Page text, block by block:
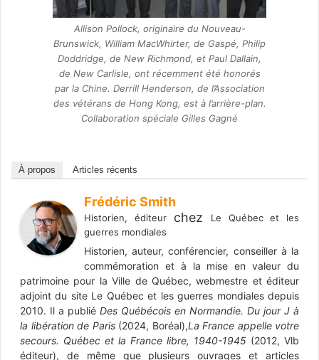
Allison Pollock, originaire du Nouveau-
Brunswick, William MacWhirter, de Gaspé, Philip
Doddridge, de New Richmond, et Paul Dallain,
de New Carlisle, ont récemment été honorés
par la Chine. Derrill Henderson, de l’Association
des vétérans de Hong Kong, est à l’arrière-plan.
Collaboration spéciale Gilles Gagné
À propos Articles récents
Frédéric Smith
Historien, éditeurchez
Le Québec et les
guerres mondiales
Historien, auteur, conférencier, conseiller à la
commémoration et à la mise en valeur du
patrimoine pour la Ville de Québec, webmestre et éditeur
adjoint du site Le Québec et les guerres mondiales depuis
2010. Il a publié Des Québécois en Normandie. Du jour J à
la libération de Paris (2024, Boréal),La France appelle votre
secours. Québec et la France libre, 1940-1945 (2012, Vlb
éditeur), de même que plusieurs ouvrages et articles